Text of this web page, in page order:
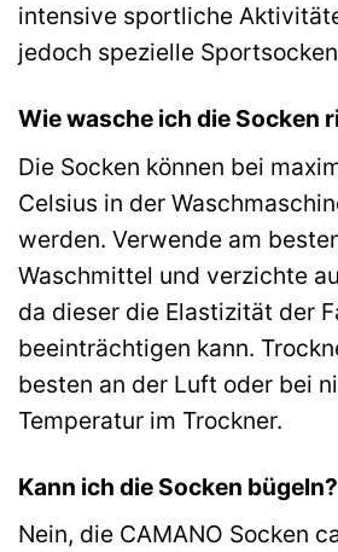
intensive sportliche
jedoch spezielle
Wie wasche ich die Socken
Die Socken können bei
Celsius in der
werden. Verwende am
Waschmittel und verzichte
da dieser die Elastizität der
beeinträchtigen kann.
besten an der Luft oder bei
Temperatur im Trockner.
Kann ich die Socken bügeln?
Nein, die CAMANO Socken